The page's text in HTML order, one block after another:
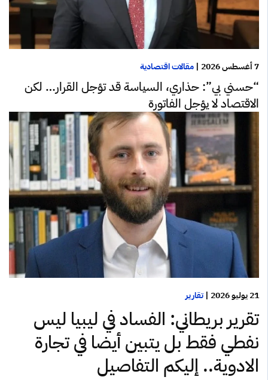
7 أغسطس 2026 | مقالات اقتصادية
“حسني بي”: حذاري، السياسة قد تؤجل القرار… لكن
الاقتصاد لا يؤجل الفاتورة
21 يوليو 2026 |تقارير
تقرير بريطاني: الفساد في ليبيا ليس
نفطي فقط بل يتبين أيضا في تجارة
الادوية.. إليكم التفاصيل